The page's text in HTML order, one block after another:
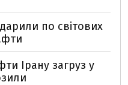
по світових
Ірану загруз у